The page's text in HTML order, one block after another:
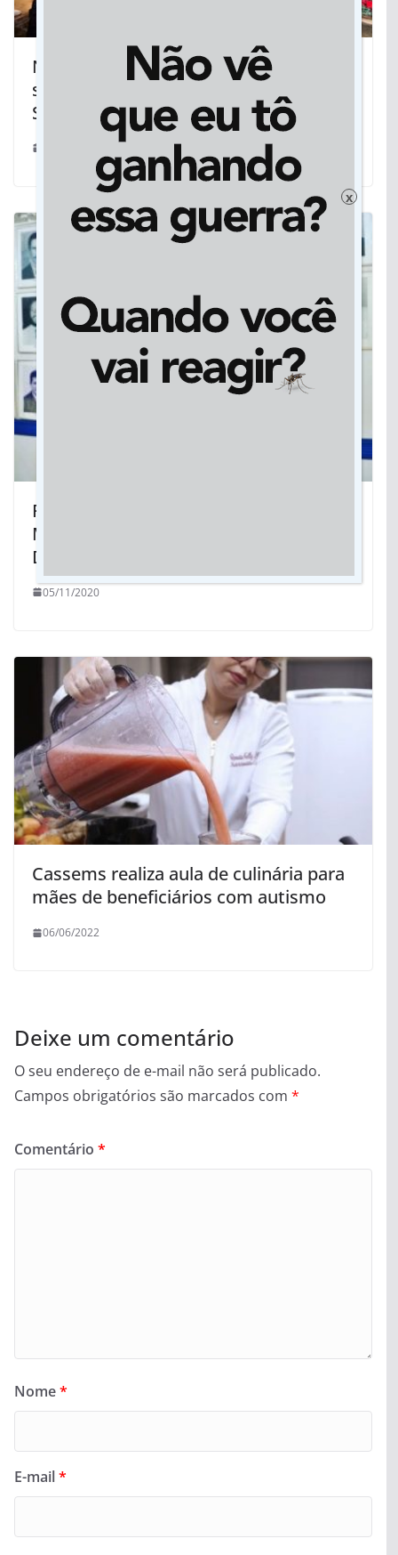
Novo mapa estratégico projeta a
segurança pública de Mato Grosso do
Sul até 2030
Fruto de projeto social, Mestre
Macaúba é candidato a vereador por
Dourados
05/11/2020
Cassems realiza aula de culinária para
mães de beneficiários com autismo
06/06/2022
Deixe um comentário
O seu endereço de e-mail não será publicado.
Campos obrigatórios são marcados com *
Comentário *
Nome*
E-mail*
x